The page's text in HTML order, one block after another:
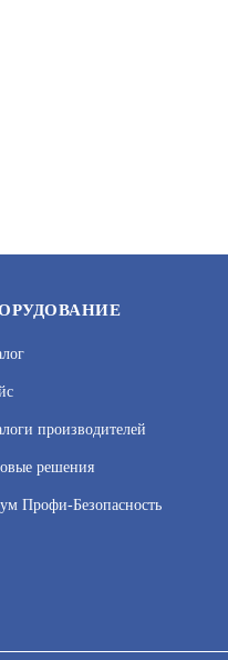
сайт, вы
NS-SW-4G2G-
26 300
производителей
решения
Профи-Безопасность